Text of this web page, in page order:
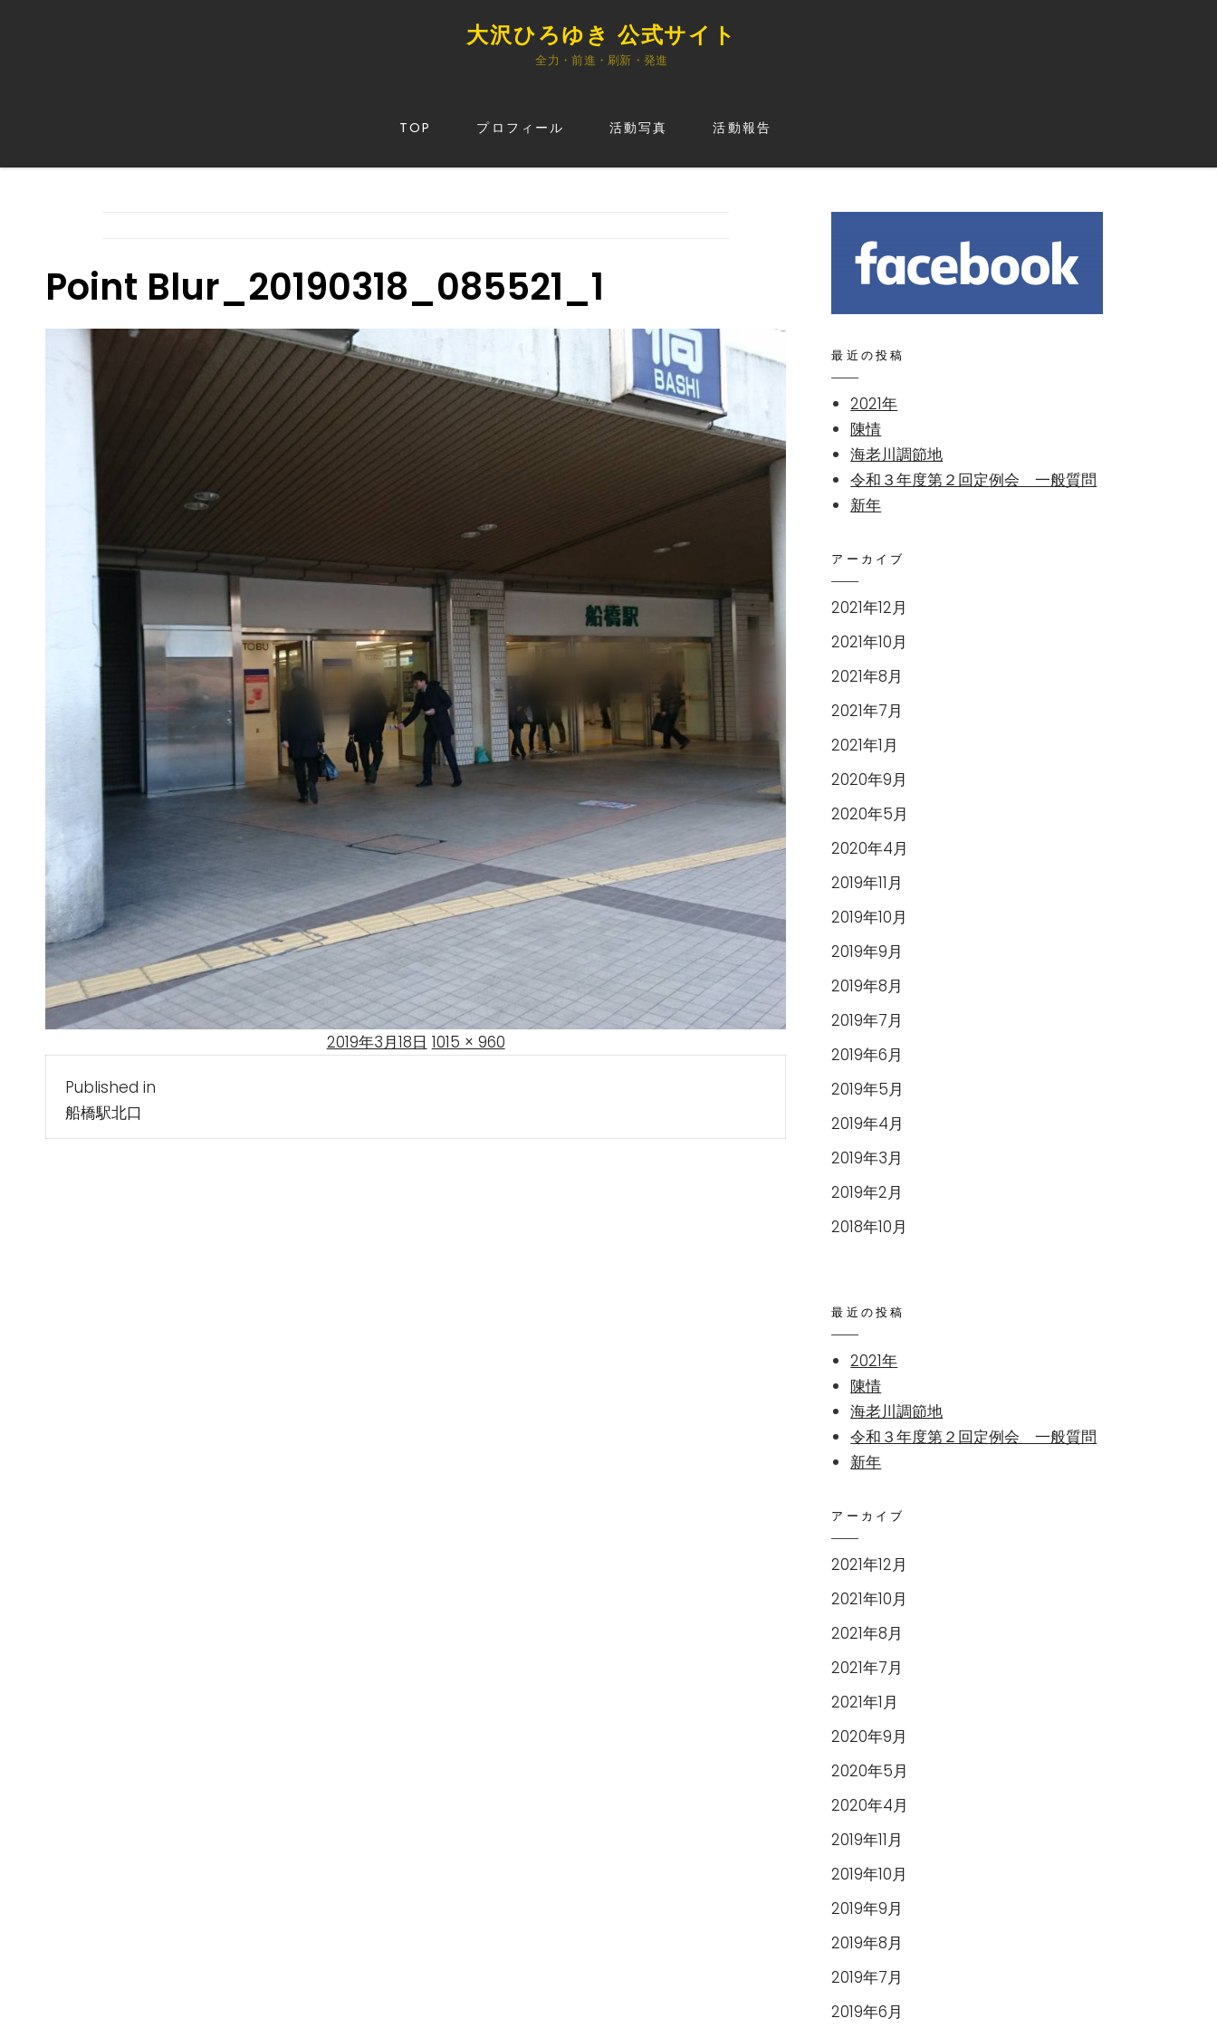
大沢ひろゆき 公式サイト
全力・前進・刷新・発進
TOP プロフィール 活動写真 活動報告
Point Blur_20190318_085521_1
Posted
2019年3月18日 Full
1015 × 960
投
稿
ナ
Published in
船橋駅北口
最近の投稿
2021年
陳情
海老川調節地
令和３年度第２回定例会 一般質問
新年
アーカイブ
2021年12月
2021年10月
2021年8月
2021年7月
2021年1月
2020年9月
2020年5月
2020年4月
2019年11月
2019年10月
2019年9月
2019年8月
2019年7月
2019年6月
2019年5月
2019年4月
2019年3月
2019年2月
2018年10月
最近の投稿
2021年
陳情
海老川調節地
令和３年度第２回定例会 一般質問
新年
アーカイブ
2021年12月
2021年10月
2021年8月
2021年7月
2021年1月
2020年9月
2020年5月
2020年4月
2019年11月
2019年10月
2019年9月
2019年8月
2019年7月
2019年6月